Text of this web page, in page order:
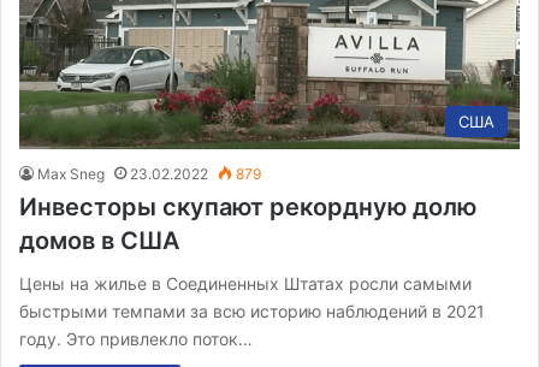
США
Max Sneg 23.02.2022 879
Инвесторы скупают рекордную долю
домов в США
Цены на жилье в Соединенных Штатах росли самыми
быстрыми темпами за всю историю наблюдений в 2021
году. Это привлекло поток…